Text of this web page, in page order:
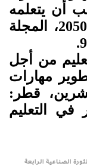
أن يتعلمه
الأطفال كي ينجحوا في عام 2050، المجلة
من
أجل
مهارات
قطر:
في التعليم
الصناعية الرابعة